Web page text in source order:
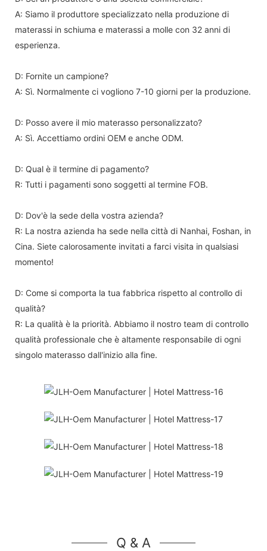
A: Siamo il produttore specializzato nella produzione di
materassi in schiuma e materassi a molle con 32 anni di
esperienza.
D: Fornite un campione?
A: Sì. Normalmente ci vogliono 7-10 giorni per la produzione.
D: Posso avere il mio materasso personalizzato?
A: Sì. Accettiamo ordini OEM e anche ODM.
D: Qual è il termine di pagamento?
R: Tutti i pagamenti sono soggetti al termine FOB.
D: Dov'è la sede della vostra azienda?
R: La nostra azienda ha sede nella città di Nanhai, Foshan, in
Cina. Siete calorosamente invitati a farci visita in qualsiasi
momento!
D: Come si comporta la tua fabbrica rispetto al controllo di
qualità?
R: La qualità è la priorità. Abbiamo il nostro team di controllo
qualità professionale che è altamente responsabile di ogni
singolo materasso dall'inizio alla fine.
Q & A